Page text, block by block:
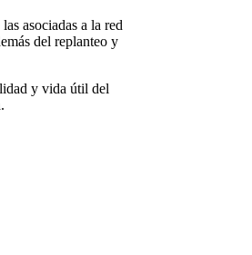
asociadas a la red
del replanteo y
y vida útil del